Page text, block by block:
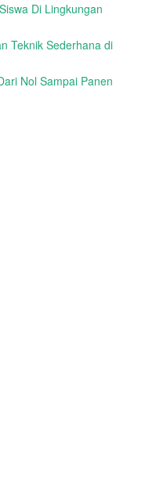
Di Lingkungan
Teknik Sederhana di
Nol Sampai Panen